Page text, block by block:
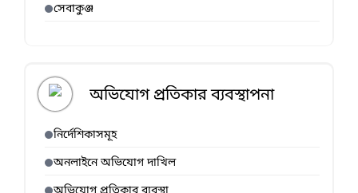
সেবাকুঞ্জ
অভিযোগ প্রতিকার ব্যবস্থাপনা
নির্দেশিকাসমূহ
অনলাইনে অভিযোগ দাখিল